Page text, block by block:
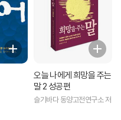
오늘 나에게 희망을 주는
말 2 성공편
슬기바다 동양고전연구소 저